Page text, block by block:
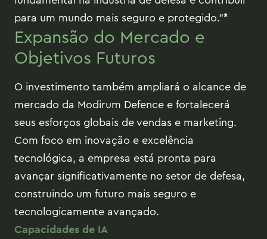
para um mundo mais seguro e protegido."*
Expansão do Mercado e
Objetivos Futuros
O investimento também ampliará o alcance de
mercado da Modirum Defence e fortalecerá
seus esforços globais de vendas e marketing.
Com foco em inovação e excelência
tecnológica, a empresa está pronta para
avançar significativamente no setor de defesa,
construindo um futuro mais seguro e
tecnologicamente avançado.
Capacidades de IA